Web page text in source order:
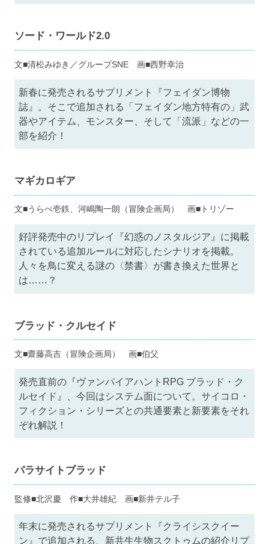
ソード・ワールド2.0
文■清松みゆき／グループSNE 画■西野幸治
新春に発売されるサプリメント『フェイダン博物
誌』。そこで追加される「フェイダン地方特有の」武
器やアイテム、モンスター、そして「流派」などの一
部を紹介！
マギカロギア
文■うらべ壱鉄、河嶋陶一朗（冒険企画局） 画■トリゾー
好評発売中のリプレイ『幻惑のノスタルジア』に掲載
されている追加ルールに対応したシナリオを掲載。
人々を鳥に変える謎の〈禁書〉が書き換えた世界と
は……？
ブラッド・クルセイド
文■齋藤高吉（冒険企画局） 画■伯父
発売直前の『ヴァンパイアハントRPG ブラッド・ク
ルセイド』、今回はシステム面について。サイコロ・
フィクション・シリーズとの共通要素と新要素をそれ
ぞれ解説！
パラサイトブラッド
監修■北沢慶 作■大井雄紀 画■新井テル子
年末に発売されるサプリメント『クライシスクイー
ン』で追加される、新共生生物スクトゥムの紹介リプ